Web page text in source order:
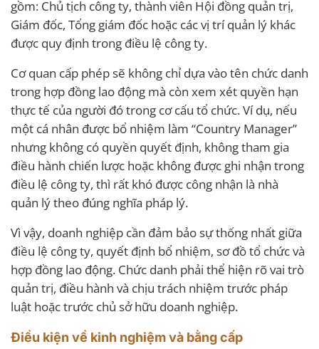
gồm: Chủ tịch công ty, thành viên Hội đồng quản trị,
Giám đốc, Tổng giám đốc hoặc các vị trí quản lý khác
được quy định trong điều lệ công ty.
Cơ quan cấp phép sẽ không chỉ dựa vào tên chức danh
trong hợp đồng lao động mà còn xem xét quyền hạn
thực tế của người đó trong cơ cấu tổ chức. Ví dụ, nếu
một cá nhân được bổ nhiệm làm “Country Manager”
nhưng không có quyền quyết định, không tham gia
điều hành chiến lược hoặc không được ghi nhận trong
điều lệ công ty, thì rất khó được công nhận là nhà
quản lý theo đúng nghĩa pháp lý.
Vì vậy, doanh nghiệp cần đảm bảo sự thống nhất giữa
điều lệ công ty, quyết định bổ nhiệm, sơ đồ tổ chức và
hợp đồng lao động. Chức danh phải thể hiện rõ vai trò
quản trị, điều hành và chịu trách nhiệm trước pháp
luật hoặc trước chủ sở hữu doanh nghiệp.
Điều kiện về kinh nghiệm và bằng cấp